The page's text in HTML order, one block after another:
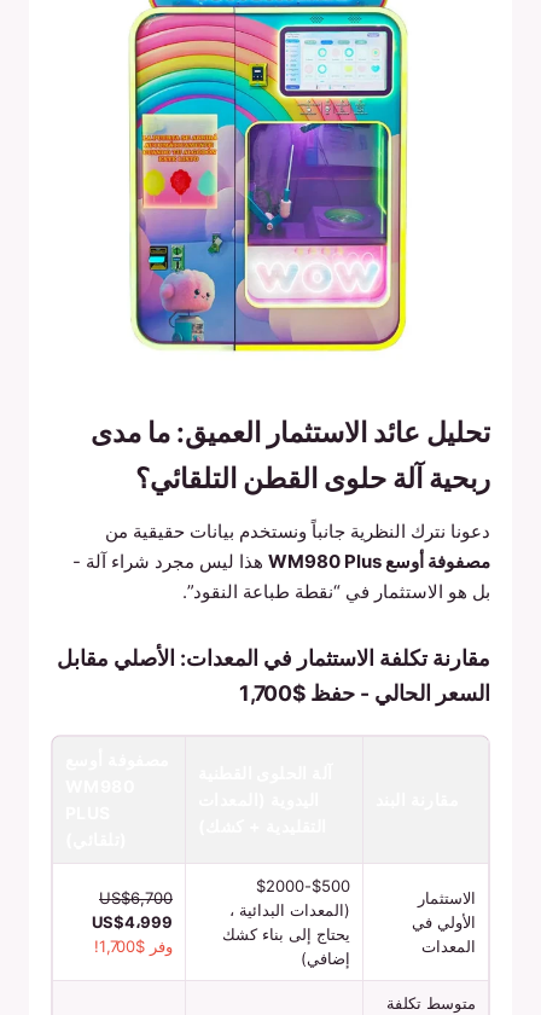
تحليل عائد الاستثمار العميق: ما مدى
ربحية آلة حلوى القطن التلقائي؟
دعونا نترك النظرية جانباً ونستخدم بيانات حقيقية من
مصفوفة أوسع WM980 Plus
هذا ليس مجرد شراء آلة -
بل هو الاستثمار في “نقطة طباعة النقود”.
مقارنة تكلفة الاستثمار في المعدات: الأصلي مقابل
السعر الحالي - حفظ $1,700
الاستثمار
الأولي في
المعدات
$500-$2000
(المعدات البدائية ،
يحتاج إلى بناء كشك
إضافي)
US$6,700
US$4،999
وفر $1,700!
متوسط تكلفة